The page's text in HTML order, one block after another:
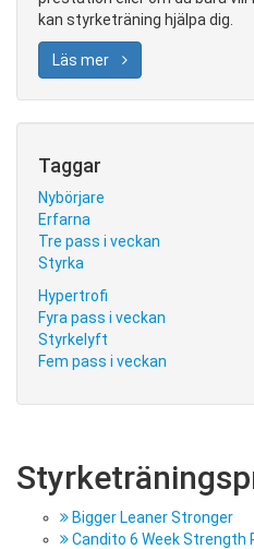
kan styrketräning hjälpa dig.
Läs mer
Taggar
Nybörjare
Erfarna
Tre pass i veckan
Styrka
Hypertrofi
Fyra pass i veckan
Styrkelyft
Fem pass i veckan
Bigger Leaner Stronger
Candito 6 Week Strength